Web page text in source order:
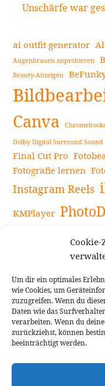
Um dir ein optimales
wie Cookies, um
zuzugreifen. Wenn du
Daten wie das
verarbeiten. Wenn du
zurückziehst, können
beeinträchtigt werden.
Unschärfe war
ai outfit generator
Augenbrauen anprobieren
Beauty-Anzeigen
Canva
Dolby Digital Surround Sound
Final Cut Pro
Fotografie lernen
Instagram Reels
KMPlayer
Videoaufnahmen
Videoeffekte Vlogit